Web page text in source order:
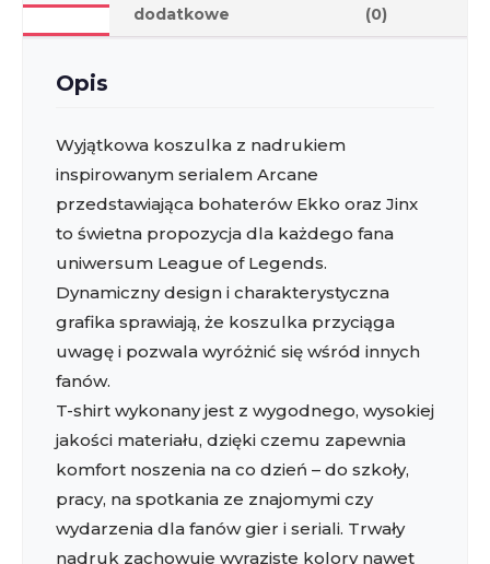
dodatkowe
(0)
Opis
Wyjątkowa koszulka z nadrukiem
inspirowanym serialem Arcane
przedstawiająca bohaterów Ekko oraz Jinx
to świetna propozycja dla każdego fana
uniwersum League of Legends.
Dynamiczny design i charakterystyczna
grafika sprawiają, że koszulka przyciąga
uwagę i pozwala wyróżnić się wśród innych
fanów.
T-shirt wykonany jest z wygodnego, wysokiej
jakości materiału, dzięki czemu zapewnia
komfort noszenia na co dzień – do szkoły,
pracy, na spotkania ze znajomymi czy
wydarzenia dla fanów gier i seriali. Trwały
nadruk zachowuje wyraziste kolory nawet